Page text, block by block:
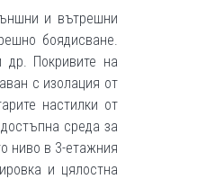
и вътрешни
боядисване.
др. Покривите на
с изолация от
настилки от
среда за
ниво в 3-етажния
и цялостна